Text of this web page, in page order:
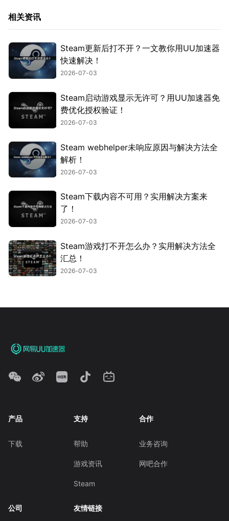
相关资讯
Steam更新后打不开？一文教你用UU加速器
快速解决！
2026-07-03
Steam启动游戏显示无许可？用UU加速器免
费优化授权验证！
2026-07-03
Steam webhelper未响应原因与解决方法全
解析！
2026-07-03
Steam下载内容不可用？实用解决方案来
了！
2026-07-03
Steam游戏打不开怎么办？实用解决方法全
汇总！
2026-07-03
产品
下载
支持
帮助
游戏资讯
Steam
合作
业务咨询
网吧合作
公司 友情链接